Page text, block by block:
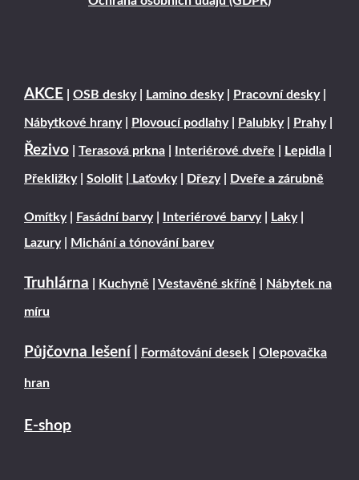
AKCE OSB desky| Lamino desky| Pracovní desky|
Nábytkové hrany| Plovoucí podlahy| Palubky| Prahy|
Řezivo Terasová prkna Interiérové dveře Lepidla
Překližky| Sololit Laťovky| Dřezy| Dveře a zárubně
Omítky| Fasádní barvy| Interiérové barvy| Laky|
Lazury| Michání a tónování barev
Truhlárna Kuchyně Vestavěné skříně Nábytek na
míru
Půjčovna lešení Formátování desek Olepovačka
hran
E-shop